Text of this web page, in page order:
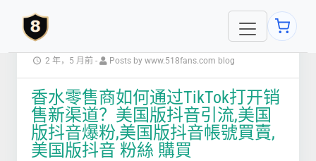
2 年，5 月前 - Posts by www.518fans.com blog
香水零售商如何通过TikTok打开销
售新渠道？美国版抖音引流,美国
版抖音爆粉,美国版抖音帳號買賣,
美国版抖音 粉絲 購買